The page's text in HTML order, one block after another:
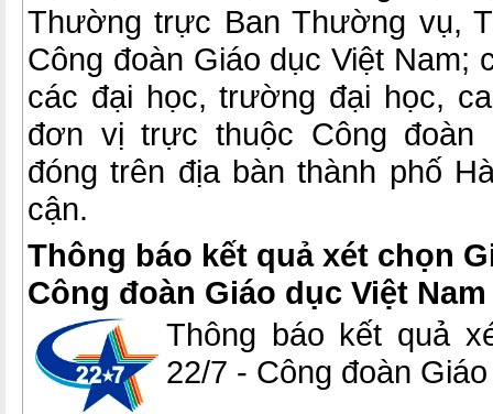
Thường trực Ban Thường vụ,
Công đoàn Giáo dục Việt Nam;
các đại học, trường đại học,
đơn vị trực thuộc Công đoàn
đóng trên địa bàn thành phố
cận.
Thông báo kết quả xét chọn
Công đoàn Giáo dục Việt Nam
Thông báo kết quả
22/7 - Công đoàn